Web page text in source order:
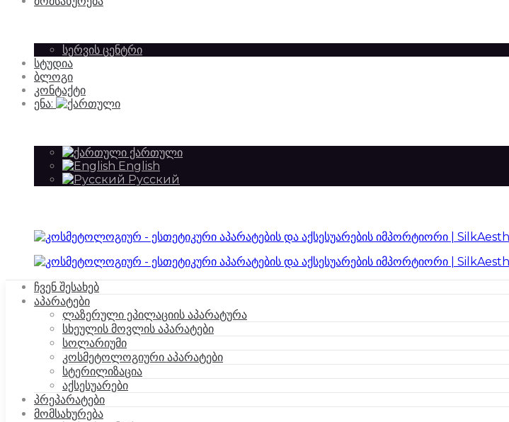
აქსესუარების
SilkAesthetic
და
|
SilkAesthetic
სერვის ცენტრი
სტუდია
ბლოგი
კონტაქტი
ენა:
ქართული
English
Русский
ჩვენ შესახებ
აპარატები
ლაზერული ეპილაციის აპარატურა
სხეულის მოვლის აპარატები
სოლარიუმი
კოსმეტოლოგიური აპარატები
სტერილიზაცია
აქსესუარები
პრეპარატები
მომსახურება